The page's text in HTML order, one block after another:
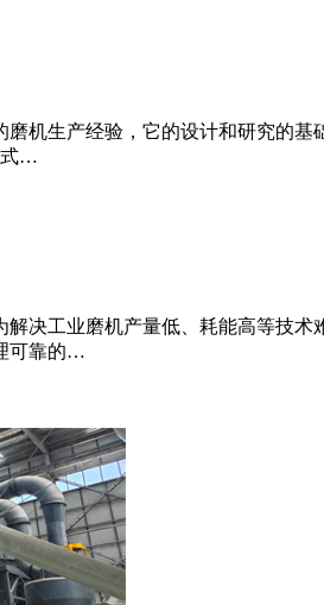
机生产经验，它的设计和研究的
式…
决工业磨机产量低、耗能高等技
可靠的…